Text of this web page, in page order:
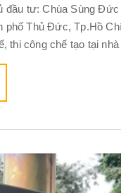
đầu tư: Chùa Sùng
phố Thủ Đức, Tp.Hồ
thi công chế tạo tại